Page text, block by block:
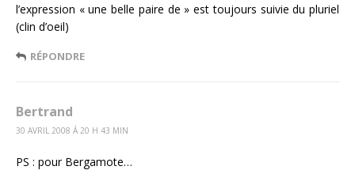
l’expression « une belle paire de » est toujours suivie du pluriel
(clin d’oeil)
RÉPONDRE
Bertrand
30 AVRIL 2008 Á 20 H 43 MIN
PS : pour Bergamote…